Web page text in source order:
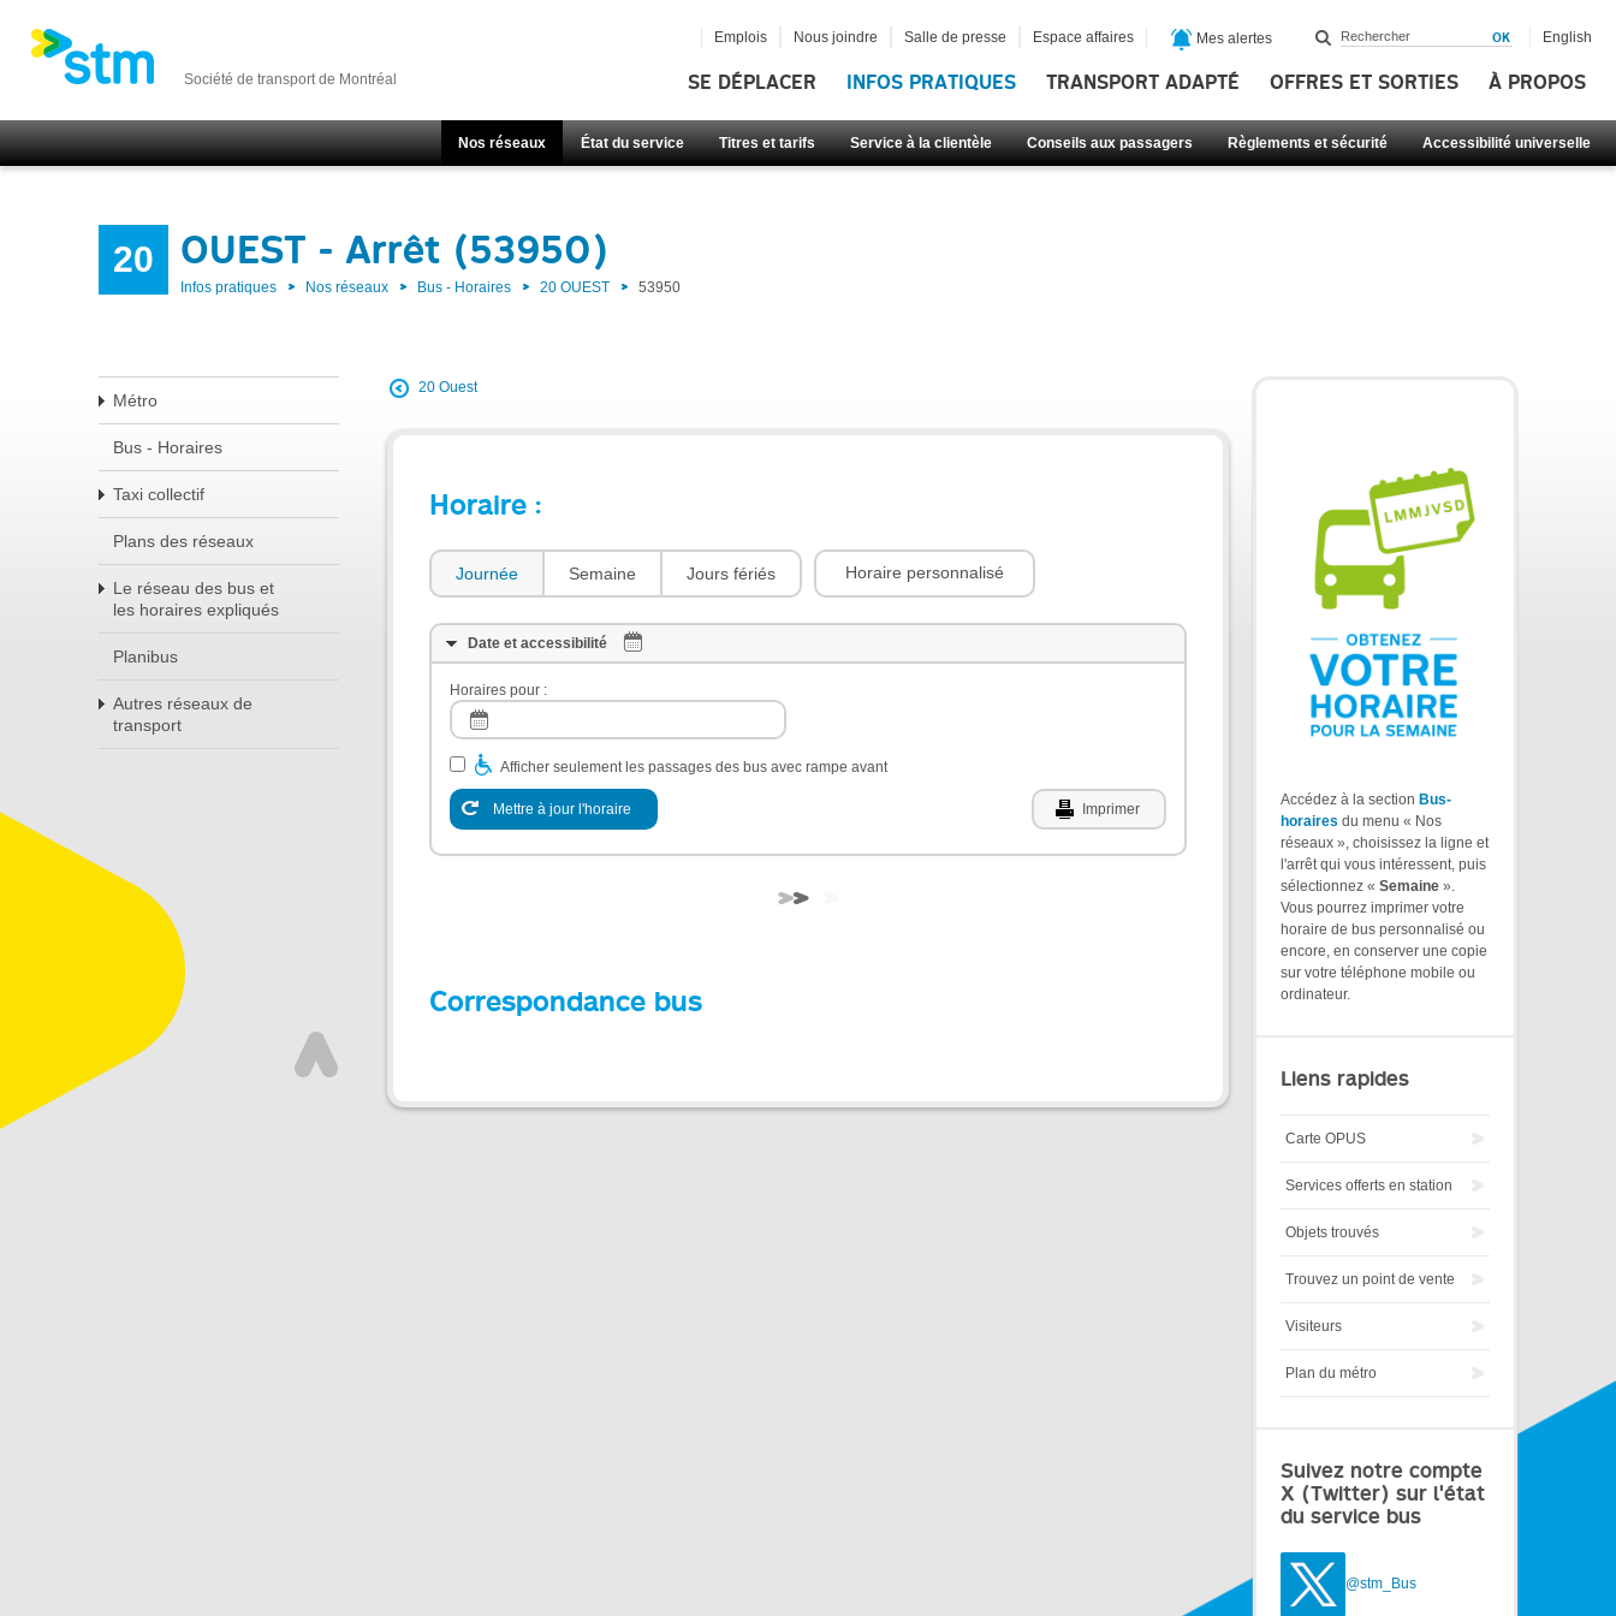
Société de transport de Montréal SE DÉPLACER INFOS PRATIQUES TRANSPORT ADAPTÉ OFFRES ET SORTIES À PROPOS
Nos réseaux État du service Titres et tarifs Service à la clientèle Conseils aux passagers Règlements et sécurité Accessibilité universelle
Emplois Nous joindre Salle de presse Espace affaires Mes alertes English
20 OUEST - Arrêt (53950)
Infos pratiques Nos réseaux Bus - Horaires 20 OUEST 53950
Métro
Bus - Horaires
Taxi collectif
Plans des réseaux
Le réseau des bus et
les horaires expliqués
Planibus
Autres réseaux de
transport
20 Ouest
Horaire :
Journée Semaine Jours fériés Horaire personnalisé
Date et accessibilité
Horaires pour :
Afficher seulement les passages des bus avec rampe avant
Mettre à jour l'horaire Imprimer
Correspondance bus
Accédez à la section Bus-
horaires du menu « Nos
réseaux », choisissez la ligne et
l'arrêt qui vous intéressent, puis
sélectionnez « Semaine ».
Vous pourrez imprimer votre
horaire de bus personnalisé ou
encore, en conserver une copie
sur votre téléphone mobile ou
ordinateur.
Liens rapides
Carte OPUS
Services offerts en station
Objets trouvés
Trouvez un point de vente
Visiteurs
Plan du métro
Suivez notre compte
X (Twitter) sur l'état
du service bus
@stm_Bus